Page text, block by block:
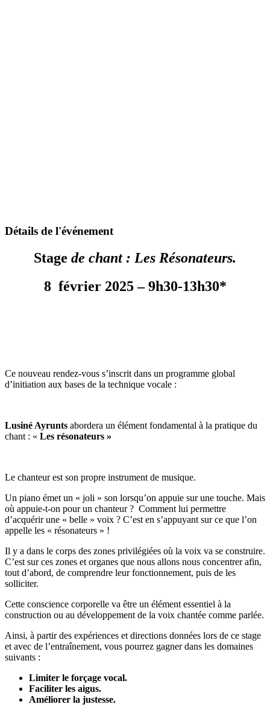
Détails de l'événement
Stage de chant : Les Résonateurs.
8 février 2025 –9h30-13h30*
Ce nouveau rendez-vous s’inscrit dans un programme global
d’initiation aux bases de la technique vocale :
Lusiné Ayrunts abordera un élément fondamental à la pratique du
chant : « Les résonateurs »
Le chanteur est son propre instrument de musique.
Un piano émet un « joli » son lorsqu’on appuie sur une touche. Mais
où appuie-t-on pour un chanteur ? Comment lui permettre
d’acquérir une « belle » voix ? C’est en s’appuyant sur ce que l’on
appelle les « résonateurs » !
Il y a dans le corps des zones privilégiées où la voix va se construire.
C’est sur ces zones et organes que nous allons nous concentrer afin,
tout d’abord, de comprendre leur fonctionnement, puis de les
solliciter.
Cette conscience corporelle va être un élément essentiel à la
construction ou au développement de la voix chantée comme parlée.
Ainsi, à partir des expériences et directions données lors de ce stage
et avec de l’entraînement, vous pourrez gagner dans les domaines
suivants :
Limiter le forçage vocal.
Faciliter les aigus.
Améliorer la justesse.